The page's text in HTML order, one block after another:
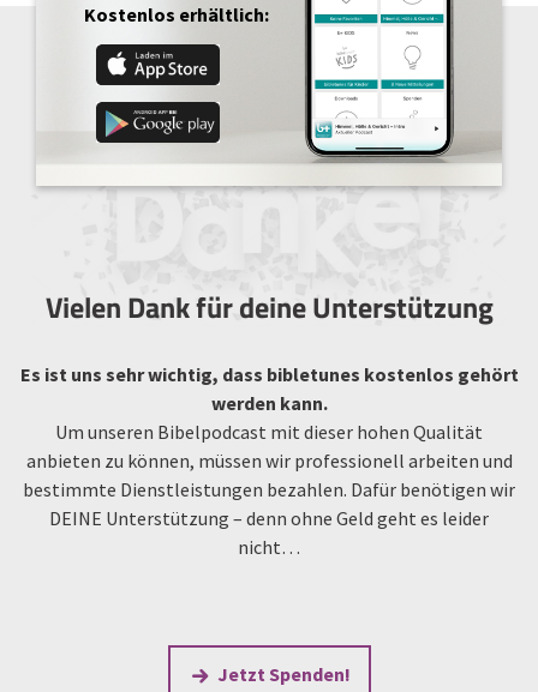
Kostenlos erhältlich:
Vielen Dank für deine Unterstützung
Es ist uns sehr wichtig, dass bibletunes kostenlos gehört
werden kann.
Um unseren Bibelpodcast mit dieser hohen Qualität
anbieten zu können, müssen wir professionell arbeiten und
bestimmte Dienstleistungen bezahlen. Dafür benötigen wir
DEINE Unterstützung – denn ohne Geld geht es leider
nicht…
Jetzt Spenden!